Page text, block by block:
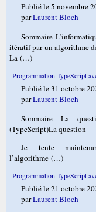
Publié le 5 novembre
parLaurent Bloch
Sommaire
itératif par un algorithme
La (…)
Programmation TypeScript
Publié le 31 octobre
parLaurent Bloch
Sommaire La
(TypeScript)La question
Je tente
l’algorithme (…)
Programmation TypeScript
Publié le 21 octobre
parLaurent Bloch